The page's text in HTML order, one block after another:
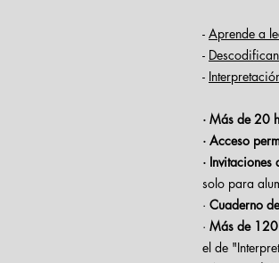
- Aprende a
-
-
· Más de 20
· Acceso
· Invitaciones
solo para
· Cuaderno
· Más de 120
el de